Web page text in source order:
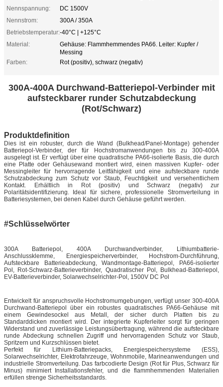
Nennspannung:
DC 1500V
Nennstrom:
300A / 350A
Betriebstemperatur:-40°C | +125°C
Material:
Gehäuse: Flammhemmendes PA66. Leiter: Kupfer /
Messing
Farben:
Rot (positiv), schwarz (negativ)
300A-400A Durchwand-Batteriepol-Verbinder mit
aufsteckbarer runder Schutzabdeckung
(Rot/Schwarz)
Produktdefinition
Dies ist ein robuster, durch die Wand (Bulkhead/Panel-Montage) gehender
Batteriepol-Verbinder, der für Hochstromanwendungen bis zu 300-400A
ausgelegt ist. Er verfügt über eine quadratische PA66-isolierte Basis, die durch
eine Platte oder Gehäusewand montiert wird, einen massiven Kupfer- oder
Messingleiter für hervorragende Leitfähigkeit und eine aufsteckbare runde
Schutzabdeckung zum Schutz vor Staub, Feuchtigkeit und versehentlichem
Kontakt. Erhältlich in Rot (positiv) und Schwarz (negativ) zur
Polaritätsidentifizierung. Ideal für sichere, professionelle Stromverteilung in
Batteriesystemen, bei denen Kabel durch Gehäuse geführt werden.
#Schlüsselwörter
300A Batteriepol, 400A Durchwandverbinder, Lithiumbatterie-
Anschlussklemme, Energiespeicherverbinder, Hochstrom-Durchführung,
Aufsteckbare Batterieabdeckung, Wandmontage-Batteriepol, PA66-isolierter
Pol, Rot-Schwarz-Batterieverbinder, Quadratischer Pol, Bulkhead-Batteriepol,
EV-Batterieverbinder, Solarwechselrichter-Pol, 1500V DC Pol
Entwickelt für anspruchsvolle Hochstromumgebungen, verfügt unser 300-400A
Durchwand-Batteriepol über ein robustes quadratisches PA66-Gehäuse mit
einem Gewindesockel aus Metall, der sicher durch Platten bis zu
Standarddicken montiert wird. Der integrierte Kupferleiter sorgt für geringen
Widerstand und zuverlässige Leistungsübertragung, während die aufsteckbare
runde Abdeckung schnellen Zugriff und hervorragenden Schutz vor Staub,
Spritzern und Kurzschlüssen bietet.
Perfekt für Lithium-Batteriepacks, Energiespeichersysteme (ESS),
Solarwechselrichter, Elektrofahrzeuge, Wohnmobile, Marineanwendungen und
industrielle Stromverteilung. Das farbcodierte Design (Rot für Plus, Schwarz für
Minus) minimiert Installationsfehler, und die flammhemmenden Materialien
erfüllen strenge Sicherheitsstandards.